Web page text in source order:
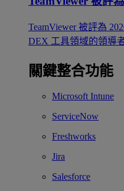
TeamViewer 被評為
DEX 工具領域的領導
關鍵整合功能
Microsoft Intune
ServiceNow
Freshworks
Jira
Salesforce